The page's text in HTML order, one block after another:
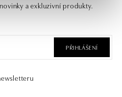
a exkluzivní produkty.
PŘIHLÁŠENÍ